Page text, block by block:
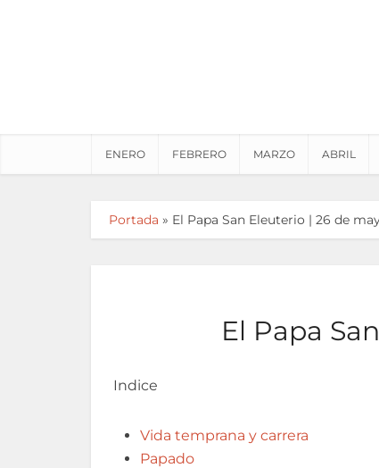
ENERO FEBRERO MARZO ABRIL
Portada » El Papa San Eleuterio | 26 de
El Papa
Indice
Vida temprana y carrera
Papado